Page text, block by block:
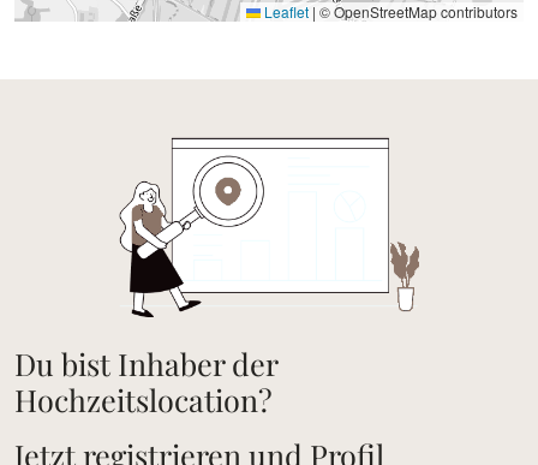
Leaflet | © OpenStreetMap contributors
Du bist Inhaber der
Hochzeitslocation?
Jetzt registrieren und Profil